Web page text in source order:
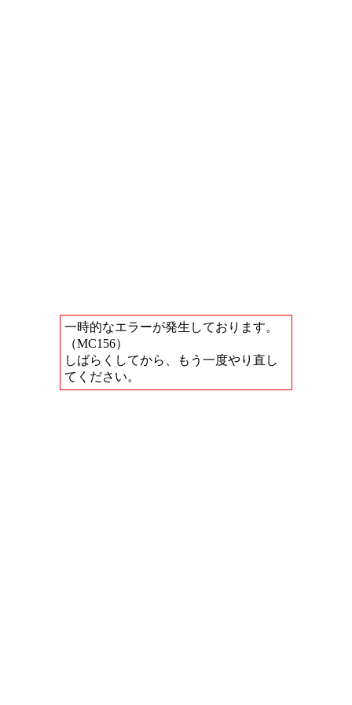
一時的なエラーが発生しております。
（MC156）
しばらくしてから、もう一度やり直し
てください。